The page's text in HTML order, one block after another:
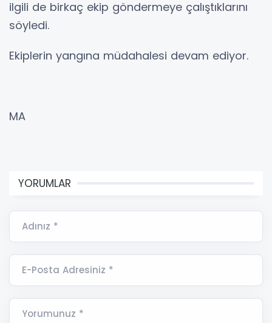
ilgili de birkaç ekip göndermeye çalıştıklarını
söyledi.
Ekiplerin yangına müdahalesi devam ediyor.
MA
YORUMLAR
Adınız *
E-Posta Adresiniz *
Yorumunuz *